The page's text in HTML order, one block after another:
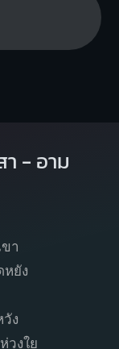
- อาม
า
หยัง
ง
วงใย